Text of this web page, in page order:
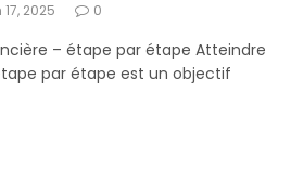
2025 0
– étape par étape Atteindre
par étape est un objectif